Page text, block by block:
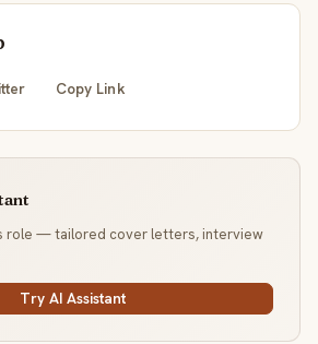
Copy Link
role — tailored cover letters, interview
Try AI Assistant